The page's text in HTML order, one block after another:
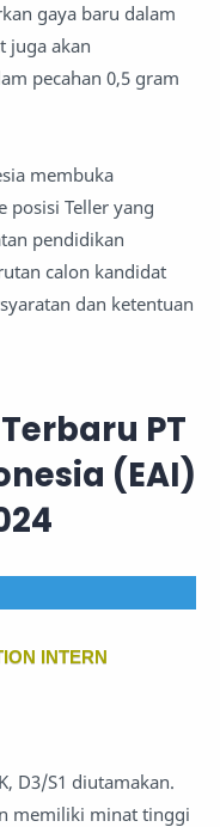
gaya baru dalam
juga akan
pecahan 0,5 gram
membuka
posisi Teller yang
pendidikan
calon kandidat
dan ketentuan
PT
(EAI)
INTERN
D3/S1 diutamakan.
memiliki minat tinggi